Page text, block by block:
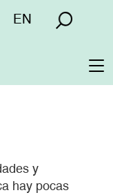
Menú
EN
y
hay pocas